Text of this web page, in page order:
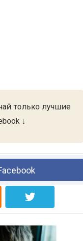
только лучшие
↓